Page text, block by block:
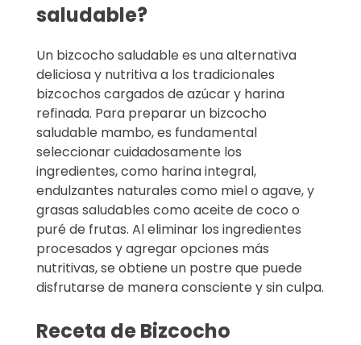
saludable?
Un bizcocho saludable es una alternativa
deliciosa y nutritiva a los tradicionales
bizcochos cargados de azúcar y harina
refinada. Para preparar un bizcocho
saludable mambo, es fundamental
seleccionar cuidadosamente los
ingredientes, como harina integral,
endulzantes naturales como miel o agave, y
grasas saludables como aceite de coco o
puré de frutas. Al eliminar los ingredientes
procesados y agregar opciones más
nutritivas, se obtiene un postre que puede
disfrutarse de manera consciente y sin culpa.
Receta de Bizcocho